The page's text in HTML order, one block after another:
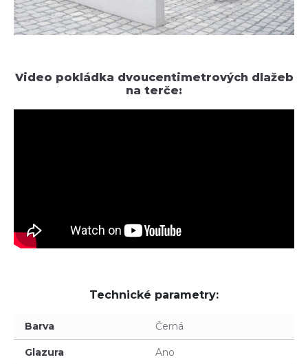
Video pokládka dvoucentimetrových dlažeb
na terče:
Technické parametry:
Barva Černá
Glazura Ano